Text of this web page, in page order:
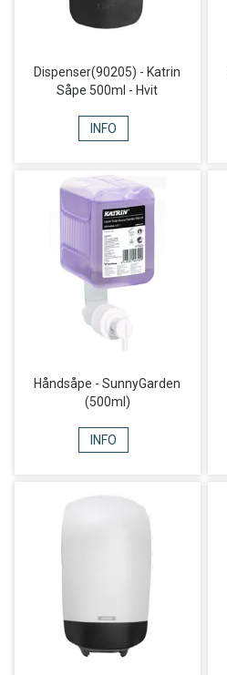
Dispenser(90205) - Katrin
Såpe 500ml - Hvit
INFO
Håndsåpe - SunnyGarden
(500ml)
INFO